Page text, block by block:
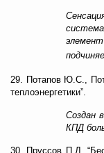
29. Потапов Ю.С.,
теплоэнергетики”.
Создан
КПД
30. Пруссов П.Д.